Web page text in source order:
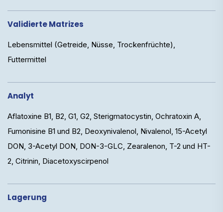
Validierte Matrizes
Lebensmittel (Getreide, Nüsse, Trockenfrüchte),
Futtermittel
Analyt
Aflatoxine B1, B2, G1, G2, Sterigmatocystin, Ochratoxin A,
Fumonisine B1 und B2, Deoxynivalenol, Nivalenol, 15-Acetyl
DON, 3-Acetyl DON, DON-3-GLC, Zearalenon, T-2 und HT-
2, Citrinin, Diacetoxyscirpenol
Lagerung